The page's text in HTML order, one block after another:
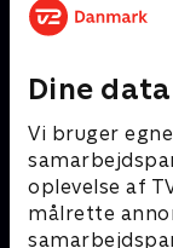
Dine
Vi bruger
oplevelse af
målrette
Mere